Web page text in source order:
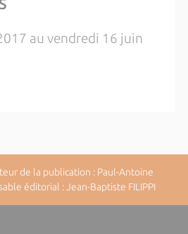
au vendredi 16 juin
de la publication : Paul-Antoine
éditorial : Jean-Baptiste FILIPPI